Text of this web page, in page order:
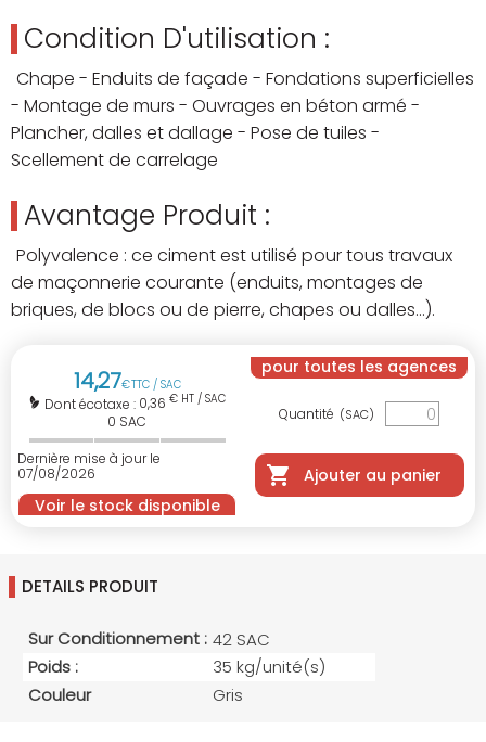
Condition D'utilisation :
Chape - Enduits de façade - Fondations superficielles
- Montage de murs - Ouvrages en béton armé -
Plancher, dalles et dallage - Pose de tuiles -
Scellement de carrelage
Avantage Produit :
Polyvalence : ce ciment est utilisé pour tous travaux
de maçonnerie courante (enduits, montages de
briques, de blocs ou de pierre, chapes ou dalles…).
14,27€TTC / SAC
Dont écotaxe : 0,36 € HT / SAC
0 SAC
Dernière mise à jour le
07/08/2026
Voir le stock disponible
pour toutes les agences
Quantité (SAC)
Ajouter au panier
DETAILS PRODUIT
Sur Conditionnement : 42 SAC
Poids :
35 kg/unité(s)
Couleur
Gris